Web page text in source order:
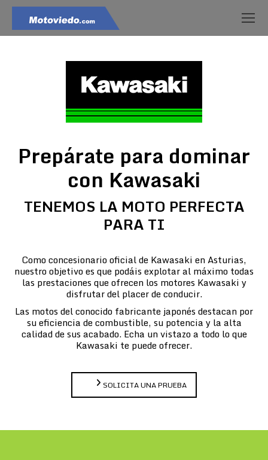
Prepárate para dominar
con Kawasaki
TENEMOS LA MOTO PERFECTA
PARA TI
Como concesionario oficial de Kawasaki en Asturias,
nuestro objetivo es que podáis explotar al máximo todas
las prestaciones que ofrecen los motores Kawasaki y
disfrutar del placer de conducir.
Las motos del conocido fabricante japonés destacan por
su eficiencia de combustible, su potencia y la alta
calidad de sus acabado. Echa un vistazo a todo lo que
Kawasaki te puede ofrecer.
SOLICITA UNA PRUEBA